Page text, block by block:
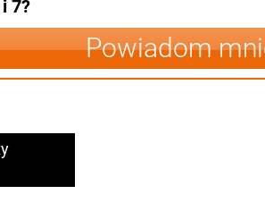
7?
Powiadom